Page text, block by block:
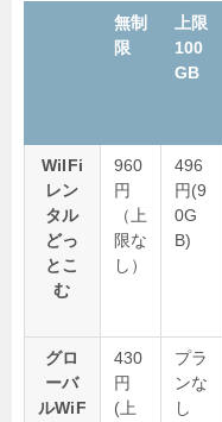
無制
限
上限
100
GB
WiIFi
レン
タル
どっ
とこ
む
960
円
（上
限な
し）
496
円(9
0G
B)
グロ
ーバ
ルWiF
430
円
(上
プラ
ンな
し